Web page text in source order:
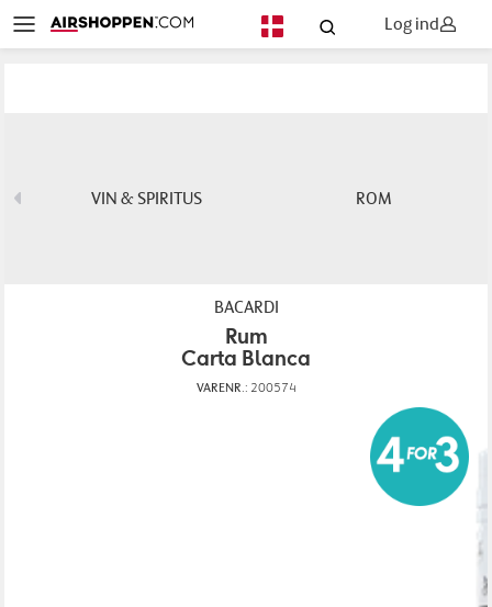
Log ind
VIN & SPIRITUS ROM
BACARDI
Rum
Carta Blanca
VARENR.: 200574